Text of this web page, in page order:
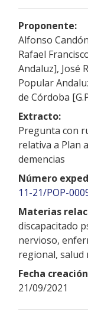
Proponente:
Alfonso
Rafael
Andaluz], José
Popular
de Córdoba
Extracto:
Pregunta con
relativa a Plan
demencias
Número
11-21/POP-
Materias
discapacitado
nervioso,
regional, salud
Fecha
21/09/2021